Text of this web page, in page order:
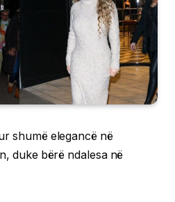
shumë elegancë në
duke bërë ndalesa në